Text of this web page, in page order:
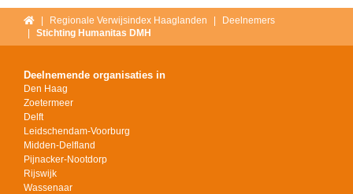
HomeRegionale Verwijsindex Haaglanden
Deelnemers
Stichting Humanitas DMH
Deelnemende organisaties in
Den Haag
Zoetermeer
Delft
Leidschendam-Voorburg
Midden-Delfland
Pijnacker-Nootdorp
Rijswijk
Wassenaar